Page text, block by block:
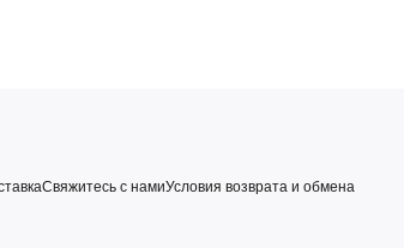
Свяжитесь с намиУсловия возврата и обмена